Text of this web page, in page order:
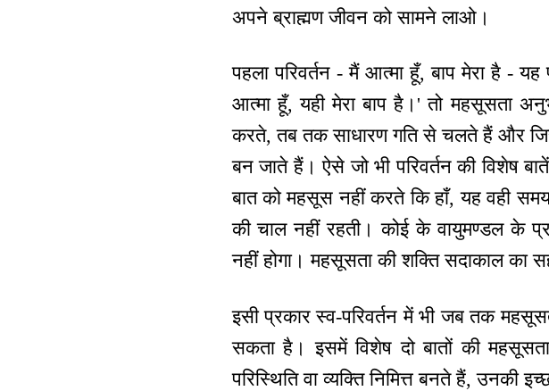
अपने ब्राह्मण जीवन को सामने लाओ।
पहला परिवर्तन - मैं आत्मा हूँ, बाप मेरा है -
आत्मा हूँ, यही मेरा बाप है।' तो महसूसता
करते, तब तक साधारण गति से चलते हैं और जिस
बन जाते हैं। ऐसे जो भी परिवर्तन की विशेष
बात को महसूस नहीं करते कि हाँ, यह वही
की चाल नहीं रहती। कोई के वायुमण्डल के
नहीं होगा। महसूसता की शक्ति सदाकाल का
इसी प्रकार स्व-परिवर्तन में भी जब तक
सकता है। इसमें विशेष दो बातों की
परिस्थिति वा व्यक्ति निमित्त बनते हैं, उनकी